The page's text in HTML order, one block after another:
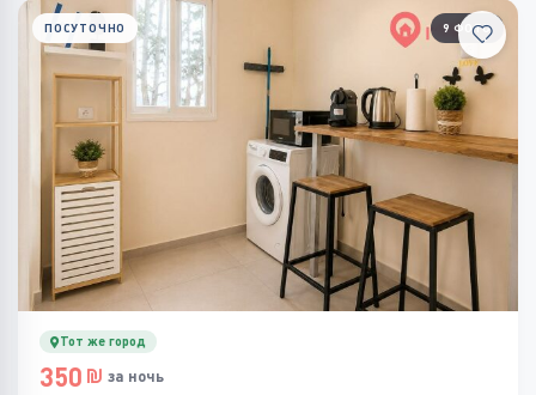
9 ФОТО
ПОСУТОЧНО
Тот же город
350
за ночь